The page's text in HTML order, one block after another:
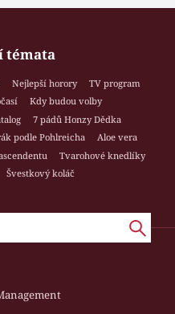
témata
Nejlepší horory
TV program
Kdy budou volby
7 pádů Honzy Dědka
podle Pohlreicha
Aloe vera
Tvarohové knedlíky
Švestkový koláč